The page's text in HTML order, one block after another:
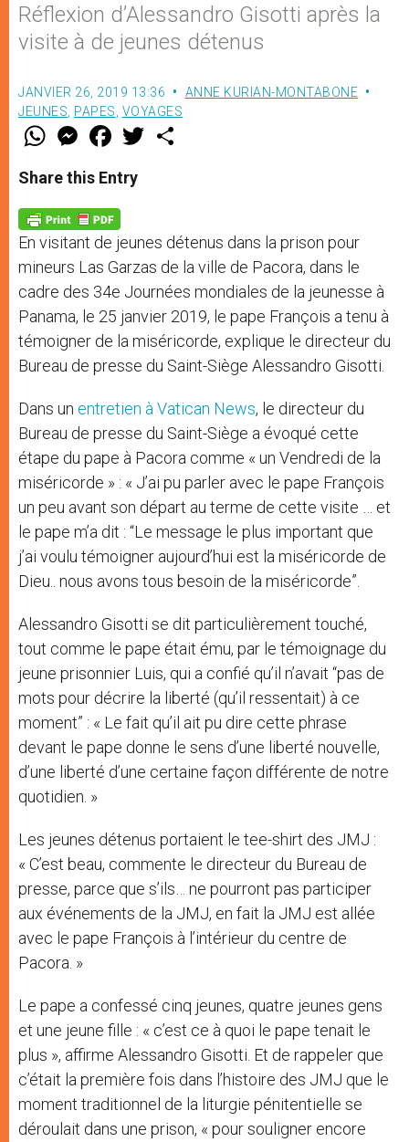
Réflexion d’Alessandro Gisotti après la
visite à de jeunes détenus
JANVIER 26, 2019 13:36
ANNE KURIAN-MONTABONE
JEUNES PAPES VOYAGES
W
t
s
p
p
M
e
s
e
g
e
r
F
a
e
b
o
k
w
Share this Entry
En visitant de jeunes détenus dans la prison pour
mineurs Las Garzas de la ville de Pacora, dans le
cadre des 34e Journées mondiales de la jeunesse à
Panama, le 25 janvier 2019, le pape François a tenu à
témoigner de la miséricorde, explique le directeur du
Bureau de presse du Saint-Siège Alessandro Gisotti.
Dans un entretien à Vatican News, le directeur du
Bureau de presse du Saint-Siège a évoqué cette
étape du pape à Pacora comme « un Vendredi de la
miséricorde » : « J’ai pu parler avec le pape François
un peu avant son départ au terme de cette visite … et
le pape m’a dit : “Le message le plus important que
j’ai voulu témoigner aujourd’hui est la miséricorde de
Dieu.. nous avons tous besoin de la miséricorde”.
Alessandro Gisotti se dit particulièrement touché,
tout comme le pape était ému, par le témoignage du
jeune prisonnier Luis, qui a confié qu’il n’avait “pas de
mots pour décrire la liberté (qu’il ressentait) à ce
moment” : « Le fait qu’il ait pu dire cette phrase
devant le pape donne le sens d’une liberté nouvelle,
d’une liberté d’une certaine façon différente de notre
quotidien. »
Les jeunes détenus portaient le tee-shirt des JMJ :
« C’est beau, commente le directeur du Bureau de
presse, parce que s’ils… ne pourront pas participer
aux événements de la JMJ, en fait la JMJ est allée
avec le pape François à l’intérieur du centre de
Pacora. »
Le pape a confessé cinq jeunes, quatre jeunes gens
et une jeune fille : « c’est ce à quoi le pape tenait le
plus », affirme Alessandro Gisotti. Et de rappeler que
c’était la première fois dans l’histoire des JMJ que le
moment traditionnel de la liturgie pénitentielle se
déroulait dans une prison, « pour souligner encore